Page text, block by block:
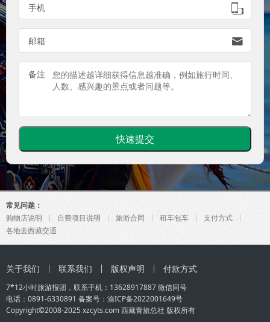
手机 
邮箱 
备注
常见问题：
购物店说明
自费项目说明 旅游合同 租车包车
支付方式
各地去西藏交通
关于我们 联系我们 版权声明 付款方式
7*12小时旅游报团，联系手机： 13628917887微信同号
电话：0891-6330891 备案号： 渝ICP备2022001649号
Copyright©2008-2025 xzcyts.com西藏青旅总社 版权所有